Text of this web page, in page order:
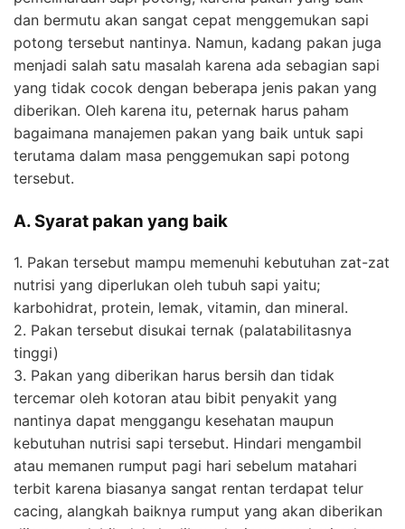
dan bermutu akan sangat cepat menggemukan sapi
potong tersebut nantinya. Namun, kadang pakan juga
menjadi salah satu masalah karena ada sebagian sapi
yang tidak cocok dengan beberapa jenis pakan yang
diberikan. Oleh karena itu, peternak harus paham
bagaimana manajemen pakan yang baik untuk sapi
terutama dalam masa penggemukan sapi potong
tersebut.
A. Syarat pakan yang baik
1. Pakan tersebut mampu memenuhi kebutuhan zat-zat
nutrisi yang diperlukan oleh tubuh sapi yaitu;
karbohidrat, protein, lemak, vitamin, dan mineral.
2. Pakan tersebut disukai ternak (palatabilitasnya
tinggi)
3. Pakan yang diberikan harus bersih dan tidak
tercemar oleh kotoran atau bibit penyakit yang
nantinya dapat menggangu kesehatan maupun
kebutuhan nutrisi sapi tersebut. Hindari mengambil
atau memanen rumput pagi hari sebelum matahari
terbit karena biasanya sangat rentan terdapat telur
cacing, alangkah baiknya rumput yang akan diberikan